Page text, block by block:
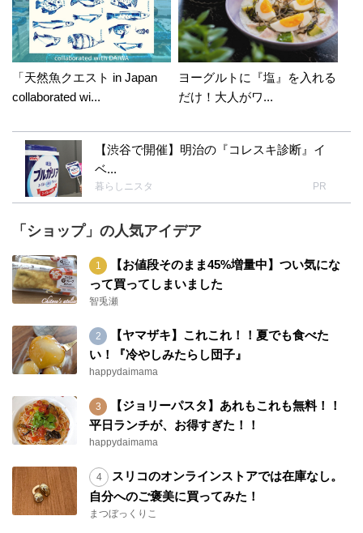
「天然魚クエスト in Japan
collaborated wi...
ヨーグルトに『塩』を入れる
だけ！大人がワ...
【渋谷で開催】明治の『コレスキ診断』イ
ベ...
暮らしニスタ PR
「ショップ」の人気アイデア
【お値段そのまま45%増量中】つい気にな
って買ってしまいました
智兎瀬
【ヤマザキ】これこれ！！夏でも食べた
い！『冷やしみたらし団子』
happydaimama
【ジョリーパスタ】あれもこれも無料！！
平日ランチが、お得すぎた！！
happydaimama
スリコのオンラインストアでは在庫なし。
自分へのご褒美に買ってみた！
まつぼっくりこ